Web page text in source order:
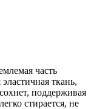
часть
ткань,
поддерживая
стирается, не